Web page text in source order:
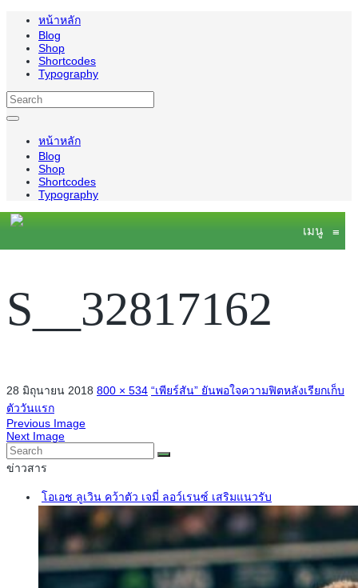
หน้าหลัก
Blog
Shop
Shortcodes
Typography
หน้าหลัก
Blog
Shop
Shortcodes
Typography
เมนู ≡
S__32817162
28 มิถุนายน 2018 800 × 534 “เพียร์สัน” ยันพอใจความฟิตหลังเรียกเก็บ
ตัววันแรก
Previous Image
Next Image
ข่าวสาร
โอเอช ลูเวิน คว้าตัว เจมี่ ลอว์เรนซ์ เสริมแนวรับ